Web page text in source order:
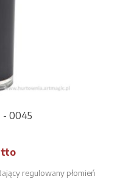
- 0045
regulowany płomień